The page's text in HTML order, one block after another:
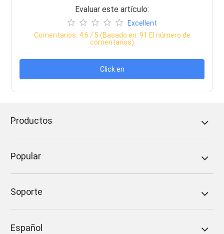
Evaluar este artículo:
Excellent
Comentarios: 4.6 / 5 (Basado en: 91 El número de
comentarios)
Click en
Productos
Popular
Soporte
Español